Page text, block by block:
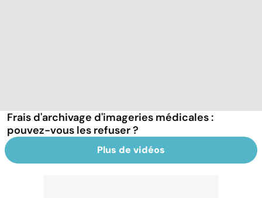
Frais d'archivage d'imageries médicales :
pouvez-vous les refuser ?
Plus de vidéos